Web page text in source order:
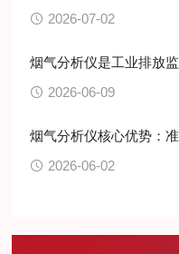
2026-07-02
烟气分析仪是工业排放
2026-06-09
烟气分析仪核心优势：
2026-06-02